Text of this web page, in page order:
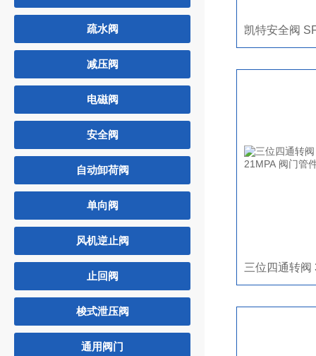
疏水阀
减压阀
电磁阀
安全阀
自动卸荷阀
单向阀
风机逆止阀
止回阀
梭式泄压阀
通用阀门